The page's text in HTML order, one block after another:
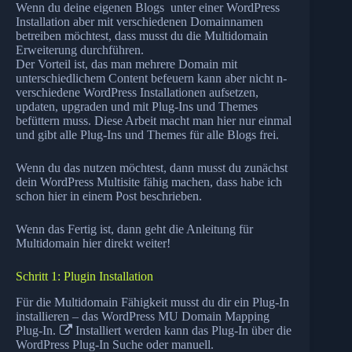
Wenn du deine eigenen Blogs unter einer WordPress
Installation aber mit verschiedenen Domainnamen
betreiben möchtest, dass musst du die Multidomain
Erweiterung durchführen.
Der Vorteil ist, das man mehrere Domain mit
unterschiedlichem Content befeuern kann aber nicht n-
verschiedene WordPress Installationen aufsetzen,
updaten, upgraden und mit Plug-Ins und Themes
befüttern muss. Diese Arbeit macht man hier nur einmal
und gibt alle Plug-Ins und Themes für alle Blogs frei.
Wenn du das nutzen möchtest, dann musst du zunächst
dein WordPress Multisite fähig machen, dass habe ich
schon hier in einem Post beschrieben.
Wenn das Fertig ist, dann geht die Anleitung für
Multidomain hier direkt weiter!
Schritt 1: Plugin Installation
Für die Multidomain Fähigkeit musst du dir ein Plug-In
installieren – das WordPress MU Domain Mapping
Plug-In.
Installiert werden kann das Plug-In über die
WordPress Plug-In Suche oder manuell.